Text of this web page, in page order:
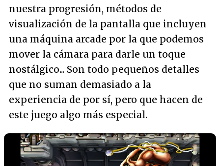
nuestra progresión, métodos de
visualización de la pantalla que incluyen
una máquina arcade por la que podemos
mover la cámara para darle un toque
nostálgico... Son todo pequeños detalles
que no suman demasiado a la
experiencia de por sí, pero que hacen de
este juego algo más especial.